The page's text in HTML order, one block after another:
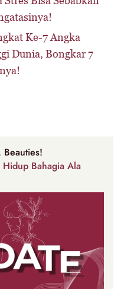
Ke-7 Angka
Dunia, Bongkar 7
Hidup Bahagia Ala